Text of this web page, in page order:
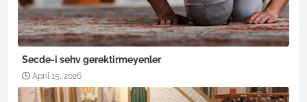
Secde-i sehv gerektirmeyenler
April 15, 2026